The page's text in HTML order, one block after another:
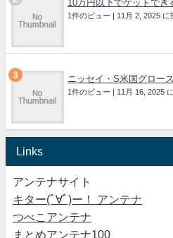
10万円以下でゲットでき
1件のビュー | 11月 2, 2025 に
ニッセイ・S米国グロー
1件のビュー | 11月 16, 2025
Links
アンテナサイト
キター(ﾟ∀ﾟ)ー！ アンテナ
つべこアンテナ
まとめアンテナ100